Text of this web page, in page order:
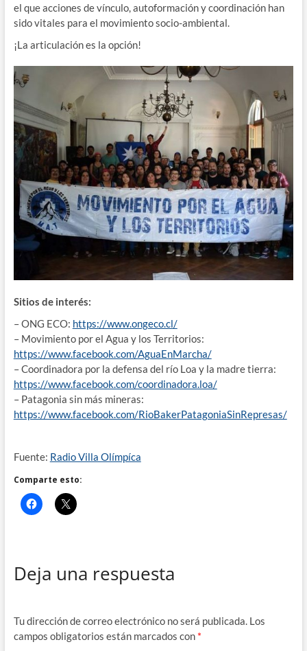
el que acciones de vínculo, autoformación y coordinación han
sido vitales para el movimiento socio-ambiental.
¡La articulación es la opción!
Sitios de interés:
– ONG ECO: https://www.ongeco.cl/
– Movimiento por el Agua y los Territorios:
https://www.facebook.com/AguaEnMarcha/
– Coordinadora por la defensa del río Loa y la madre tierra:
https://www.facebook.com/coordinadora.loa/
– Patagonia sin más mineras:
https://www.facebook.com/RioBakerPatagoniaSinRepresas/
Fuente: Radio Villa Olímpíca
Comparte esto:
Deja una respuesta
Tu dirección de correo electrónico no será publicada. Los
campos obligatorios están marcados con *